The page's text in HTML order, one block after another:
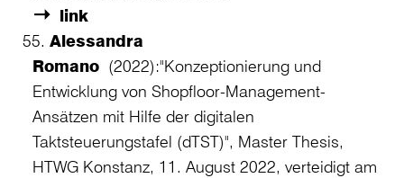
link
Alessandra
Romano (2022):"Konzeptionierung und
Entwicklung von Shopfloor-Management-
Ansätzen mit Hilfe der digitalen
Taktsteuerungstafel (dTST)", Master Thesis,
HTWG Konstanz, 11. August 2022, verteidigt am